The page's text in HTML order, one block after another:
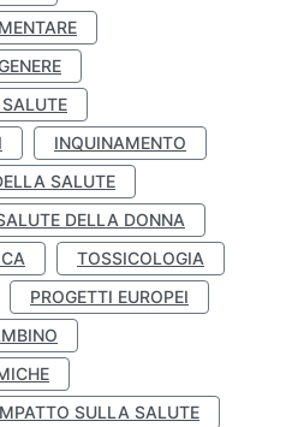
INQUINAMENTO
SALUTE
DELLA DONNA
TOSSICOLOGIA
PROGETTI EUROPEI
SULLA SALUTE